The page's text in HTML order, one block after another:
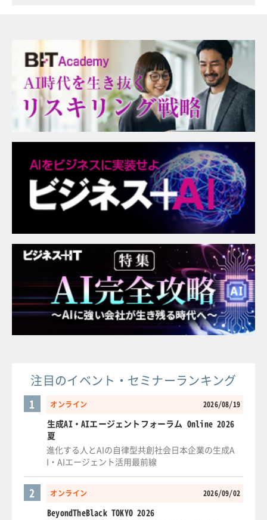
注目のイベント・セミナーランキング
オンライン 2026/08/19
1
生成AI・AIエージェントフォーラム Online 2026
夏
進化する人とAIの自律型共創社会日本企業の生成A
I・AIエージェント活用最前線
オンライン 2026/09/02
2
BeyondTheBlack TOKYO 2026